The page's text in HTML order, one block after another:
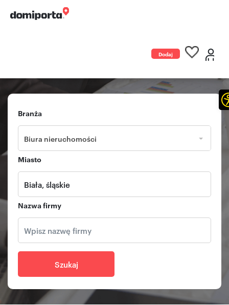
Dodaj
Branża
Biura nieruchomości
Miasto
Nazwa firmy
Szukaj